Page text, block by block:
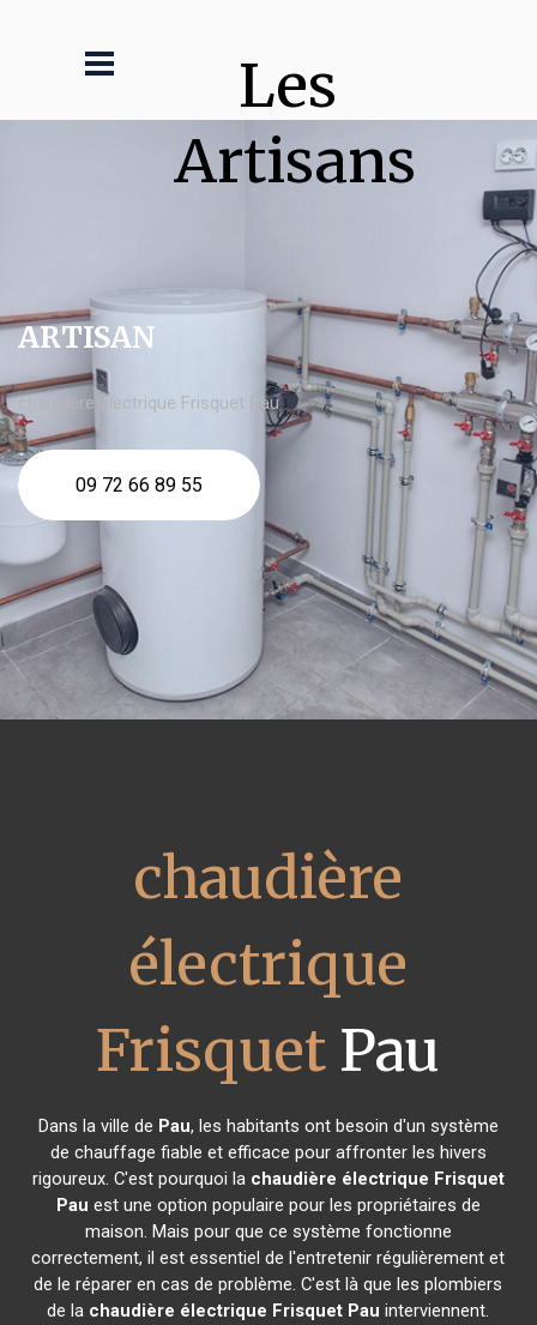
Les
Artisans
ARTISAN
chaudière électrique Frisquet Pau
09 72 66 89 55
chaudière
électrique
Frisquet Pau
Dans la ville de Pau, les habitants ont besoin d'un système
de chauffage fiable et efficace pour affronter les hivers
rigoureux. C'est pourquoi la chaudière électrique Frisquet
Pau est une option populaire pour les propriétaires de
maison. Mais pour que ce système fonctionne
correctement, il est essentiel de l'entretenir régulièrement et
de le réparer en cas de problème. C'est là que les plombiers
de la chaudière électrique Frisquet Pau interviennent.